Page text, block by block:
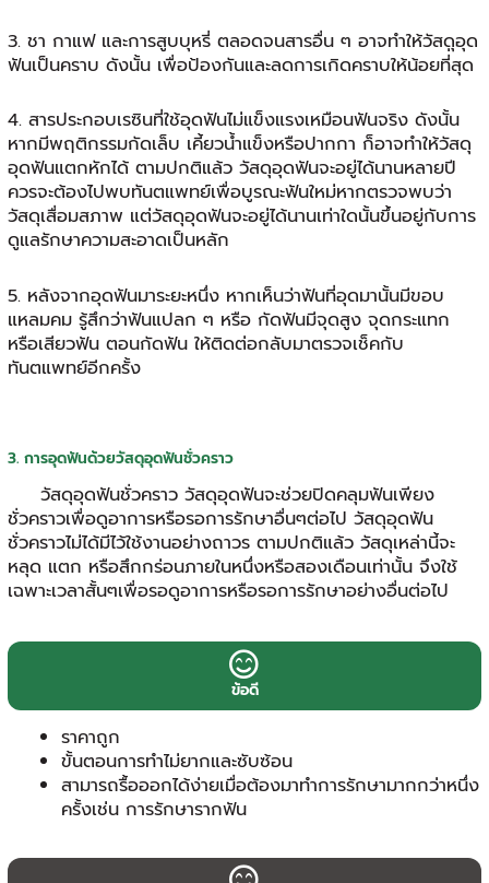
3. ชา กาแฟ และการสูบบุหรี่ ตลอดจนสารอื่น ๆ อาจทำให้วัสดุอุด
ฟันเป็นคราบ ดังนั้น เพื่อป้องกันและลดการเกิดคราบให้น้อยที่่สุด
4. สารประกอบเรซินที่ใช้อุดฟันไม่แข็งแรงเหมือนฟันจริง ดังนั้น
หากมีพฤติกรรมกัดเล็บ เคี้ยวน้ำแข็งหรือปากกา ก็อาจทำให้วัสดุ
อุดฟันแตกหักได้ ตามปกติแล้ว วัสดุอุดฟันจะอยู่ได้นานหลายปี
ควรจะต้องไปพบทันตแพทย์เพื่อบูรณะฟันใหม่หากตรวจพบว่า
วัสดุเสื่อมสภาพ แต่วัสดุอุดฟันจะอยู่ได้นานเท่าใดนั้นขึ้นอยู่กับการ
ดูแลรักษาความสะอาดเป็นหลัก
5. หลังจากอุดฟันมาระยะหนึ่ง หากเห็นว่าฟันที่อุดมานั้นมีขอบ
แหลมคม รู้สึกว่าฟันแปลก ๆ หรือ กัดฟันมีจุดสูง จุดกระแทก
หรือเสียวฟัน ตอนกัดฟัน ให้ติดต่อกลับมาตรวจเช็คกับ
ทันตแพทย์อีกครั้ง
3. การอุดฟันด้วยวัสดุอุดฟันชั่วคราว
วัสดุอุดฟันชั่วคราว วัสดุอุดฟันจะช่วยปิดคลุมฟันเพียง
ชั่วคราวเพื่อดูอาการหรือรอการรักษาอื่นๆต่อไป วัสดุอุดฟัน
ชั่วคราวไม่ได้มีไว้ใช้งานอย่างถาวร ตามปกติแล้ว วัสดุเหล่านี้จะ
หลุด แตก หรือสึกกร่อนภายในหนึ่งหรือสองเดือนเท่านั้น จึงใช้
เฉพาะเวลาสั้นๆเพื่อรอดูอาการหรือรอการรักษาอย่างอื่นต่อไป
ข้อดี
ราคาถูก
ขั้นตอนการทำไม่ยากและซับซ้อน
สามารถรื้อออกได้ง่ายเมื่อต้องมาทำการรักษามากกว่าหนึ่ง
ครั้งเช่น การรักษารากฟัน